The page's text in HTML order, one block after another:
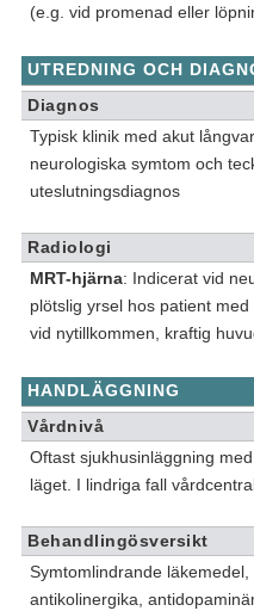
(e.g. vid promenad eller
UTREDNING OCH
Diagnos
Typisk klinik med akut
neurologiska symtom och
uteslutningsdiagnos
Radiologi
MRT-hjärna: Indicerat vid
plötslig yrsel hos patient
vid nytillkommen, kraftig
HANDLÄGGNING
Vårdnivå
Oftast sjukhusinläggning
läget. I lindriga fall
Behandlingösversikt
Symtomlindrande läkemedel,
antikolinergika,